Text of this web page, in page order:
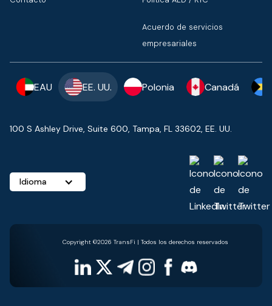
Acuerdo de servicios
empresariales
EAU EE. UU. Polonia Canadá
100 S Ashley Drive, Suite 600, Tampa, FL 33602, EE. UU.
Idioma
Copyright ©2026 TransFi | Todos los derechos reservados